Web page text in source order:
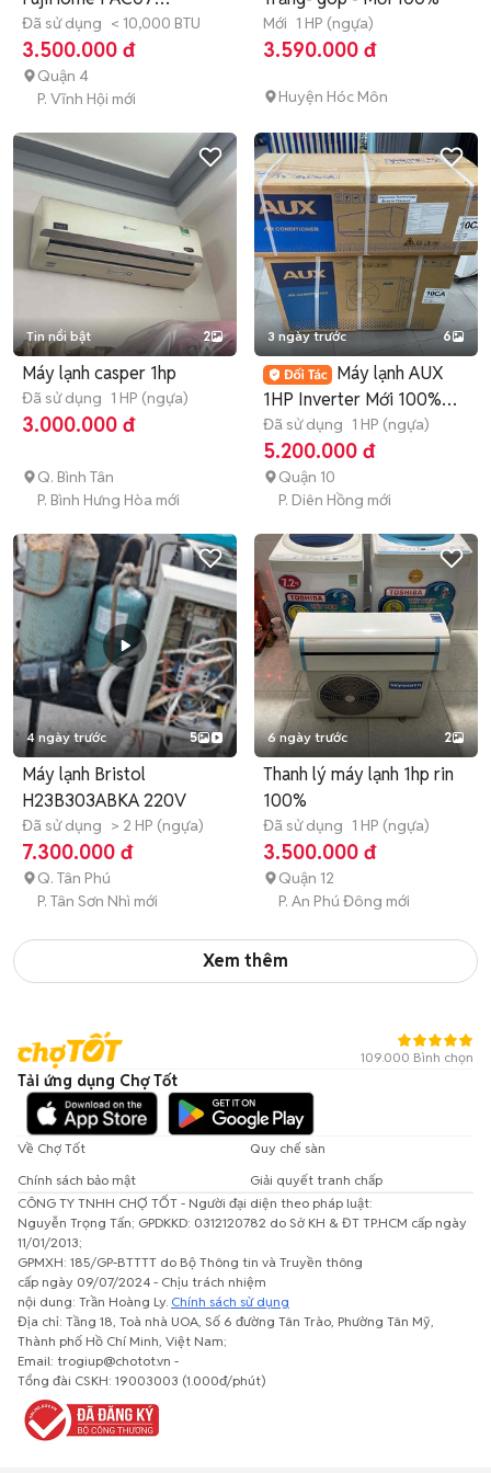
7000BTU Trắng
Đã sử dụng < 10,000 BTU
3.500.000 đ
Quận 4
P. Vĩnh Hội mới
Mới 1 HP (ngựa)
3.590.000 đ
Huyện Hóc Môn
Tin nổi bật 2
Máy lạnh casper 1hp
Đã sử dụng 1 HP (ngựa)
3.000.000 đ
Q. Bình Tân
P. Bình Hưng Hòa mới
3 ngày trước 6
Máy lạnh AUX
1HP Inverter Mới 100%
BH 24 tháng
Đã sử dụng 1 HP (ngựa)
5.200.000 đ
Quận 10
P. Diên Hồng mới
4 ngày trước 5
Máy lạnh Bristol
H23B303ABKA 220V
Đã sử dụng > 2 HP (ngựa)
7.300.000 đ
Q. Tân Phú
P. Tân Sơn Nhì mới
6 ngày trước 2
Thanh lý máy lạnh 1hp rin
100%
Đã sử dụng 1 HP (ngựa)
3.500.000 đ
Quận 12
P. An Phú Đông mới
Xem thêm
109.000 Bình chọn
Tải ứng dụng Chợ Tốt
Về Chợ Tốt
Quy chế sàn
Chính sách bảo mật
Giải quyết tranh chấp
CÔNG TY TNHH CHỢ TỐT - Người đại diện theo pháp luật:
Nguyễn Trọng Tấn; GPDKKD: 0312120782 do Sở KH & ĐT TP.HCM cấp ngày
11/01/2013;
GPMXH: 185/GP-BTTTT do Bộ Thông tin và Truyền thông
cấp ngày 09/07/2024 - Chịu trách nhiệm
nội dung: Trần Hoàng Ly. Chính sách sử dụng
Địa chỉ: Tầng 18, Toà nhà UOA, Số 6 đường Tân Trào, Phường Tân Mỹ,
Thành phố Hồ Chí Minh, Việt Nam;
Email: trogiup@chotot.vn -
Tổng đài CSKH: 19003003 (1.000đ/phút)